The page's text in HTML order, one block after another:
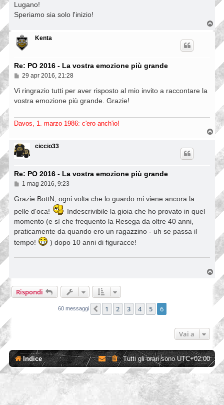
i
o
Lugano!
Speriamo sia solo l'inizio!
o
Kenta
Re: PO 2016 - La vostra emozione più grande
M
s
a
g
i
29 apr 2016, 21:28
Vi ringrazio tutti per aver risposto al mio invito a raccontare la
vostra emozione più grande. Grazie!
Davos, 1. marzo 1986: c'ero anch'io!
T
ciccio33
Re: PO 2016 - La vostra emozione più grande
M
s
a
g
i
1 mag 2016, 9:23
Grazie BottN, ogni volta che lo guardo mi viene ancora la
pelle d'oca!
Indescrivibile la gioia che ho provato in quel
momento (e sì che frequento la Resega da oltre 40 anni,
praticamente da quando ero un ragazzino - uh se passa il
tempo!
) dopo 10 anni di figuracce!
p
Rispondi
60 messaggi Precedente
1 2 3 4 5 6
Vai a
Indice Tutti gli orari sonoUTC+02:00